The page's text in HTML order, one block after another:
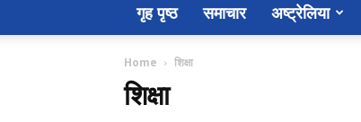
गृह पृष्ठ समाचार अष्ट्रेलिया
Home शिक्षा
शिक्षा